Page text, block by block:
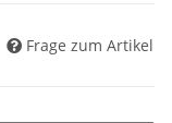
Frage zum Artikel